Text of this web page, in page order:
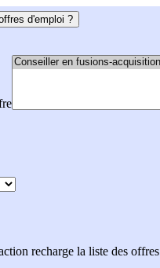
d'emploi ?
recharge la liste des offres